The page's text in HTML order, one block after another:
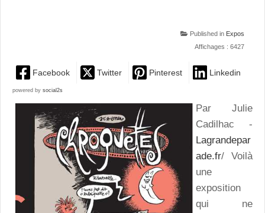
Published in Expos
Affichages : 6427
Facebook Twitter Pinterest Linkedin
powered by social2s
Par Julie
Cadilhac -
Lagrandepar
ade.fr/ Voilà
une
exposition
qui ne